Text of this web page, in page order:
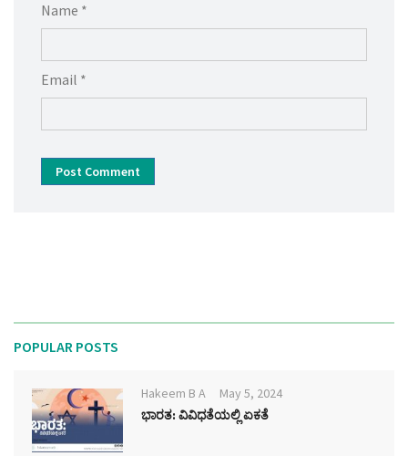
Name *
Email *
Post Comment
POPULAR POSTS
Hakeem B A
May 5, 2024
ಭಾರತ: ವಿವಿಧತೆಯಲ್ಲಿ ಏಕತೆ